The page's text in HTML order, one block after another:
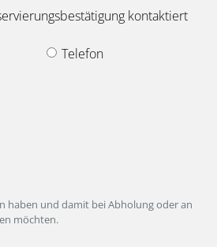
kontaktiert
Telefon
haben und damit bei Abholung oder an
möchten.